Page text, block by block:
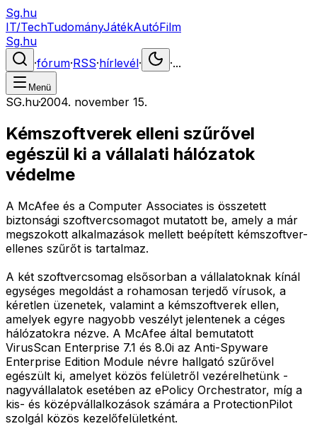
Sg.hu
IT/TechTudományJátékAutóFilm
Sg.hu
·fórum·RSS·hírlevél· ·...
Menü
SG.hu·2004. november 15.
Kémszoftverek elleni szűrővel
egészül ki a vállalati hálózatok
védelme
A McAfee és a Computer Associates is összetett
biztonsági szoftvercsomagot mutatott be, amely a már
megszokott alkalmazások mellett beépített kémszoftver-
ellenes szűrőt is tartalmaz.
A két szoftvercsomag elsősorban a vállalatoknak kínál
egységes megoldást a rohamosan terjedő vírusok, a
kéretlen üzenetek, valamint a kémszoftverek ellen,
amelyek egyre nagyobb veszélyt jelentenek a céges
hálózatokra nézve. A McAfee által bemutatott
VirusScan Enterprise 7.1 és 8.0i az Anti-Spyware
Enterprise Edition Module névre hallgató szűrővel
egészült ki, amelyet közös felületről vezérelhetünk -
nagyvállalatok esetében az ePolicy Orchestrator, míg a
kis- és középvállalkozások számára a ProtectionPilot
szolgál közös kezelőfelületként.